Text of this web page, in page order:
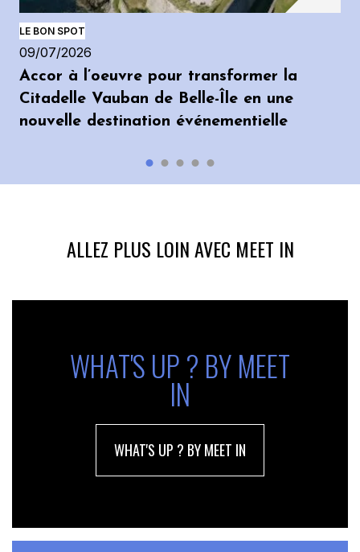
LE BON SPOT
09/07/2026
Accor à l’oeuvre pour transformer la
Citadelle Vauban de Belle-Île en une
nouvelle destination événementielle
ALLEZ PLUS LOIN AVEC MEET IN
WHAT'S UP ? BY MEET
IN
WHAT'S UP ? BY MEET IN